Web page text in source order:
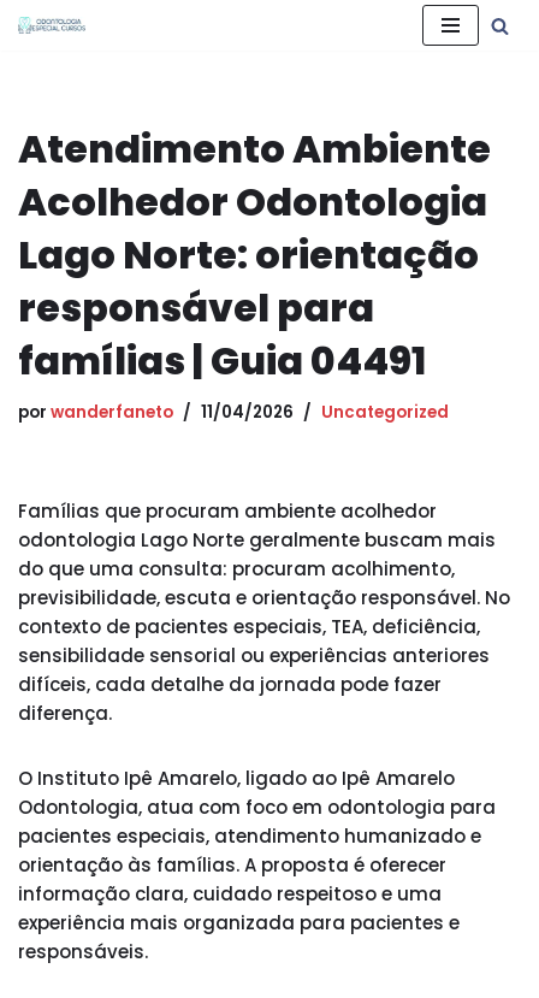
conteúdo
Atendimento Ambiente
Acolhedor Odontologia
Lago Norte: orientação
responsável para
famílias | Guia 04491
por wanderfaneto 11/04/2026 Uncategorized
Famílias que procuram ambiente acolhedor
odontologia Lago Norte geralmente buscam mais
do que uma consulta: procuram acolhimento,
previsibilidade, escuta e orientação responsável. No
contexto de pacientes especiais, TEA, deficiência,
sensibilidade sensorial ou experiências anteriores
difíceis, cada detalhe da jornada pode fazer
diferença.
O Instituto Ipê Amarelo, ligado ao Ipê Amarelo
Odontologia, atua com foco em odontologia para
pacientes especiais, atendimento humanizado e
orientação às famílias. A proposta é oferecer
informação clara, cuidado respeitoso e uma
experiência mais organizada para pacientes e
responsáveis.